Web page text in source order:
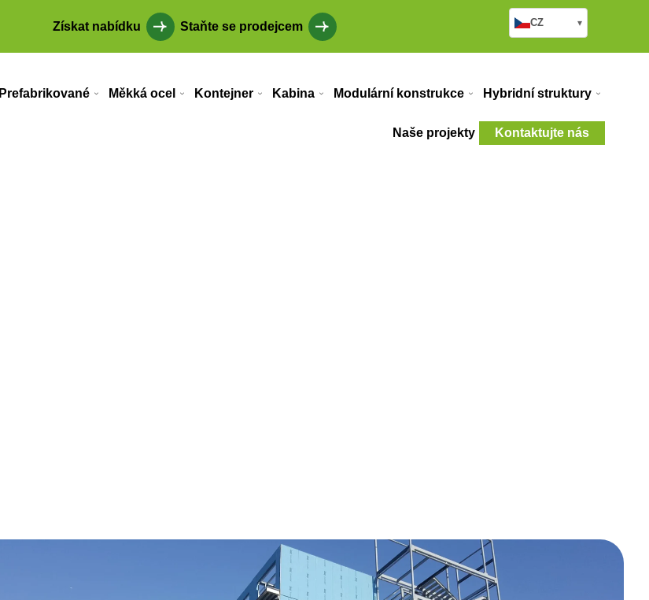
Získat nabídku Staňte se prodejcem CZ ▾
Prefabrikované Měkká ocel Kontejner Kabina Modulární konstrukce Hybridní struktury
Naše projekty Kontaktujte nás